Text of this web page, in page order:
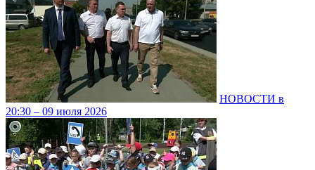
НОВОСТИ в
20:30 – 09 июля 2026